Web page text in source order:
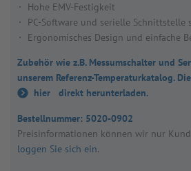
Hohe EMV-Festigkeit
PC-Software und serielle Schnittstelle
Ergonomisches Design und einfache
Zubehör wie z.B. Messumschalter und
unserem Referenz-Temperaturkatalog.
hier direkt herunterladen.
Bestellnummer: 5020-0902
Preis­in­for­ma­tio­nen kön­nen wir nur
loggen Sie sich ein.